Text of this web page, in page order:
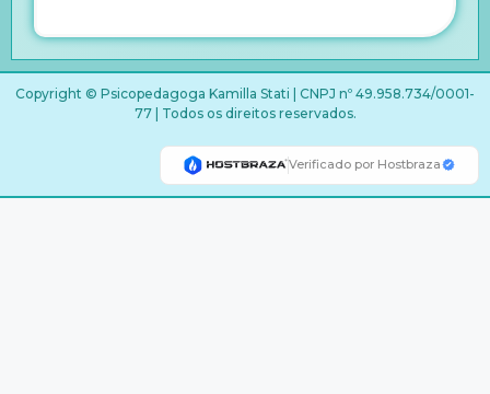
Copyright © Psicopedagoga Kamilla Stati | CNPJ nº 49.958.734/0001-
77 | Todos os direitos reservados.